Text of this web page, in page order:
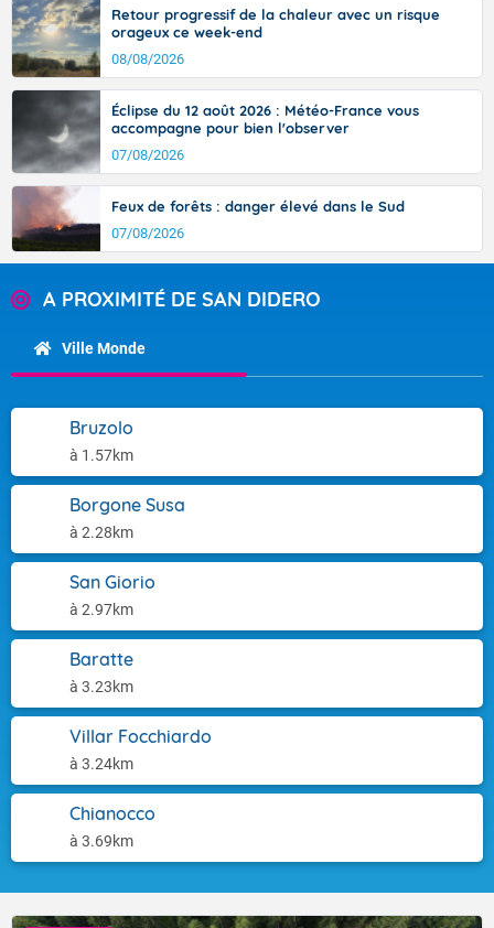
Retour progressif de la chaleur avec un risque
orageux ce week-end
08/08/2026
Éclipse du 12 août 2026 : Météo-France vous
accompagne pour bien l'observer
07/08/2026
Feux de forêts : danger élevé dans le Sud
07/08/2026
A PROXIMITÉ DE SAN DIDERO
Ville Monde
Bruzolo
à 1.57km
Borgone Susa
à 2.28km
San Giorio
à 2.97km
Baratte
à 3.23km
Villar Focchiardo
à 3.24km
Chianocco
à 3.69km